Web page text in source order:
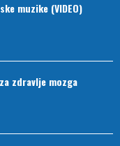
muzike (VIDEO)
zdravlje mozga